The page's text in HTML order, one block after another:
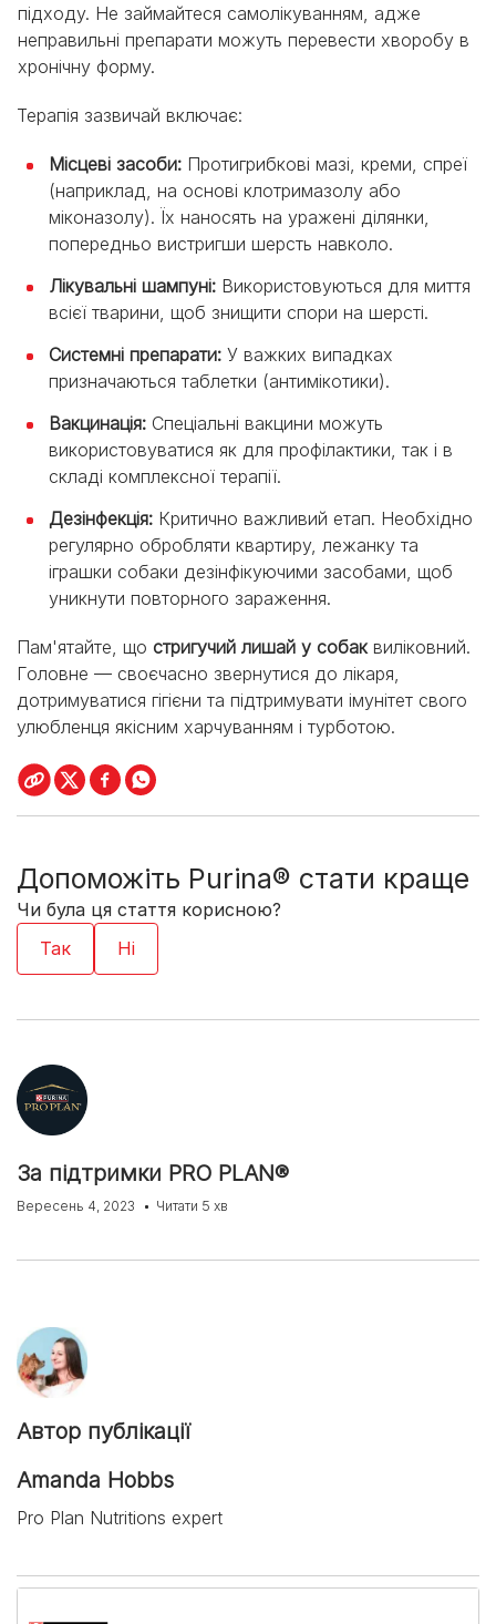
підходу. Не займайтеся самолікуванням, адже
неправильні препарати можуть перевести хворобу в
хронічну форму.
Терапія зазвичай включає:
Місцеві засоби: Протигрибкові мазі, креми, спреї
(наприклад, на основі клотримазолу або
міконазолу). Їх наносять на уражені ділянки,
попередньо вистригши шерсть навколо.
Лікувальні шампуні: Використовуються для миття
всієї тварини, щоб знищити спори на шерсті.
Системні препарати: У важких випадках
призначаються таблетки (антимікотики).
Вакцинація: Спеціальні вакцини можуть
використовуватися як для профілактики, так і в
складі комплексної терапії.
Дезінфекція: Критично важливий етап. Необхідно
регулярно обробляти квартиру, лежанку та
іграшки собаки дезінфікуючими засобами, щоб
уникнути повторного зараження.
Пам'ятайте, що стригучий лишай у собаквиліковний.
Головне — своєчасно звернутися до лікаря,
дотримуватися гігієни та підтримувати імунітет свого
улюбленця якісним харчуванням і турботою.
Допоможіть Purina® стати краще
Чи була ця стаття корисною?
За підтримки PRO PLAN®
Вересень 4, 2023 Читати 5 хв
Автор публікації
Amanda Hobbs
Pro Plan Nutritions expert